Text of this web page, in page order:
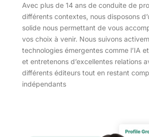
Avec plus de 14 ans de conduite de
différents contextes, nous disposons
solide nous permettant de vous
vos choix à venir. Nous suivons
technologies émergentes comme l’IA
et entretenons d’excellentes relations
différents éditeurs tout en restant
indépendants